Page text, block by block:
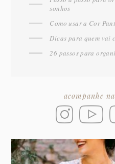
sonhos
Como usar a Cor
Dicas para quem vai
26 passos para
acompanhe